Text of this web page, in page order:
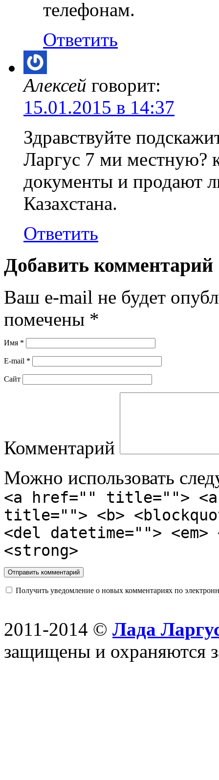
телефонам.
Ответить
Алексей говорит:
15.01.2015 в 14:37
Здравствуйте
Ларгус 7 ми местную?
документы и продают
Казахстана.
Ответить
Добавить комментарий
Ваш e-mail не будет
помечены *
Имя *
E-mail *
Сайт
Комментарий
Можно использовать
<a href="" title="">
title=""> <b>
<del datetime="">
<strong>
Получить уведомление о новых комментариях по
2011-2014 © Лада
защищены и охраняются